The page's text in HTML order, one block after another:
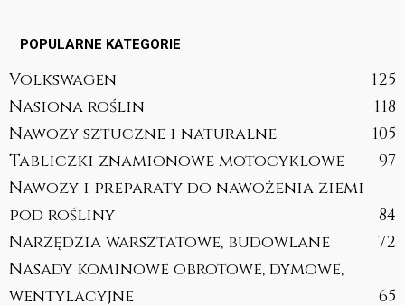
POPULARNE KATEGORIE
Volkswagen
125
Nasiona roślin
118
Nawozy sztuczne i naturalne
105
Tabliczki znamionowe motocyklowe
97
Nawozy i preparaty do nawożenia ziemi
pod rośliny
84
Narzędzia warsztatowe, budowlane
72
Nasady kominowe obrotowe, dymowe,
wentylacyjne
65